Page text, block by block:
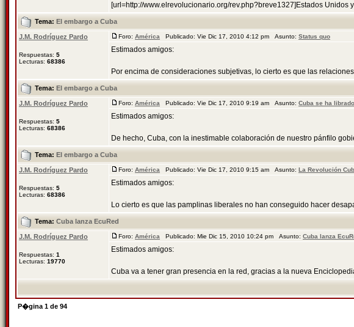
[url=http://www.elrevolucionario.org/rev.php?breve1327]Estados Unidos
Tema: El embargo a Cuba
J.M. Rodríguez Pardo
Respuestas: 5
Lecturas: 68386
Foro: América Publicado: Vie Dic 17, 2010 4:12 pm Asunto: Status quo
Estimados amigos:
Por encima de consideraciones subjetivas, lo cierto es que las
Tema: El embargo a Cuba
J.M. Rodríguez Pardo
Respuestas: 5
Lecturas: 68386
Foro: América Publicado: Vie Dic 17, 2010 9:19 am Asunto: Cuba se ha
Estimados amigos:
De hecho, Cuba, con la inestimable colaboración de nuestro pánfilo
Tema: El embargo a Cuba
J.M. Rodríguez Pardo
Respuestas: 5
Lecturas: 68386
Foro: América Publicado: Vie Dic 17, 2010 9:15 am Asunto: La Revolución
Estimados amigos:
Lo cierto es que las pamplinas liberales no han conseguido hacer
Tema: Cuba lanza EcuRed
J.M. Rodríguez Pardo
Respuestas: 1
Lecturas: 19770
Foro: América Publicado: Mie Dic 15, 2010 10:24 pm Asunto: Cuba lanza
Estimados amigos:
Cuba va a tener gran presencia en la red, gracias a la nueva
P�gina 1 de 94